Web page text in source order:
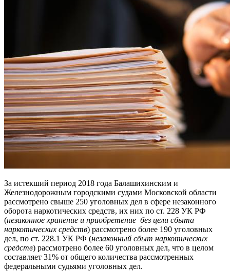
За истекший период 2018 года Балашихинским и
Железнодорожным городскими судами Московской области
рассмотрено свыше 250 уголовных дел в сфере незаконного
оборота наркотических средств, их них по ст. 228 УК РФ
(незаконное хранение и приобретение без цели сбыта
наркотических средств) рассмотрено более 190 уголовных
дел, по ст. 228.1 УК РФ (незаконный сбыт наркотических
средств) рассмотрено более 60 уголовных дел, что в целом
составляет 31% от общего количества рассмотренных
федеральными судьями уголовных дел.